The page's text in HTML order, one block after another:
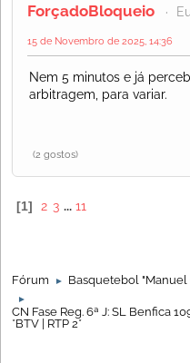
ForçadoBloqueio
15 de Novembro de 2025, 14:36
Nem 5 minutos e já
arbitragem, para variar.
(2 gostos)
1 2 3 ... 11
Fórum ► Basquetebol "Manuel
►
CN Fase Reg. 6ª J: SL Benfica
*BTV | RTP 2*